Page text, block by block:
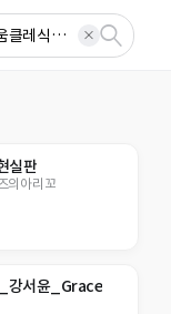
실판
의아리꼬
강서윤_Grace